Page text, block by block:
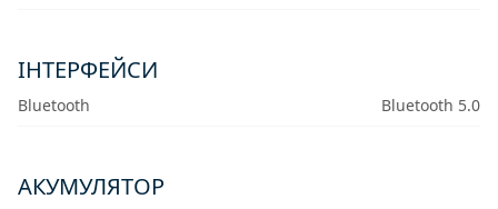
IНТЕРФЕЙСИ
Bluetooth Bluetooth 5.0
АКУМУЛЯТОР